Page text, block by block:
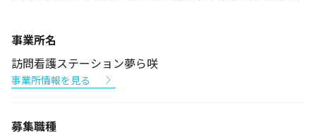
事業所名
訪問看護ステーション夢ら咲
事業所情報を見る
募集職種